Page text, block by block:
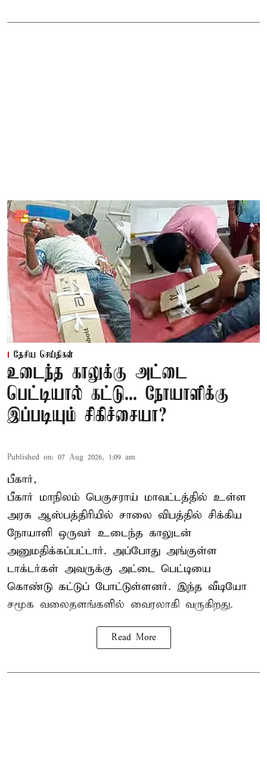
தேசிய செய்திகள்
உடைந்த காலுக்கு அட்டை
பெட்டியால் கட்டு... நோயாளிக்கு
இப்படியும் சிகிச்சையா?
Published on: 07 Aug 2026, 1:09 am
பீகார்,
பீகார் மாநிலம் பெகுசராய் மாவட்டத்தில் உள்ள
அரசு ஆஸ்பத்திரியில் சாலை விபத்தில் சிக்கிய
நோயாளி ஒருவர் உடைந்த காலுடன்
அனுமதிக்கப்பட்டார். அப்போது அங்குள்ள
டாக்டர்கள் அவருக்கு அட்டை பெட்டியை
கொண்டு கட்டுப் போட்டுள்ளனர். இந்த வீடியோ
சமூக வலைதளங்களில் வைரலாகி வருகிறது.
Read More